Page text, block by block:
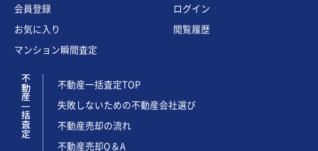
会員登録
ログイン
お気に入り
閲覧履歴
マンション瞬間査定
不動産一括査定
不動産一括査定TOP
失敗しないための不動産会社選び
不動産売却の流れ
不動産売却Q＆A